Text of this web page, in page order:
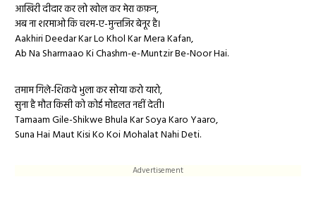
आखिरी दीदार कर लो खोल कर मेरा कफ़न,
अब ना शरमाओ कि चश्म-ए-मुन्तजिर बेनूर है।
Aakhiri Deedar Kar Lo Khol Kar Mera Kafan,
Ab Na Sharmaao Ki Chashm-e-Muntzir Be-Noor Hai.
तमाम गिले-शिकवे भुला कर सोया करो यारो,
सुना है मौत किसी को कोई मोहलत नहीं देती।
Tamaam Gile-Shikwe Bhula Kar Soya Karo Yaaro,
Suna Hai Maut Kisi Ko Koi Mohalat Nahi Deti.
Advertisement